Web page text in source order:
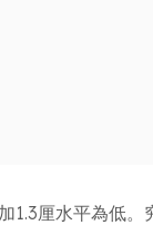
厘水平為低